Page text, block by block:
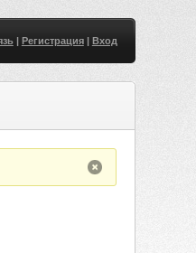
| Регистрация| Вход